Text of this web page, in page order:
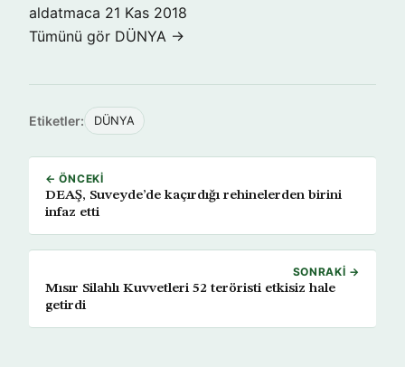
aldatmaca 21 Kas 2018
Tümünü gör DÜNYA →
Etiketler: DÜNYA
← ÖNCEKI
DEAŞ, Suveyde’de kaçırdığı rehinelerden birini
infaz etti
SONRAKI →
Mısır Silahlı Kuvvetleri 52 teröristi etkisiz hale
getirdi